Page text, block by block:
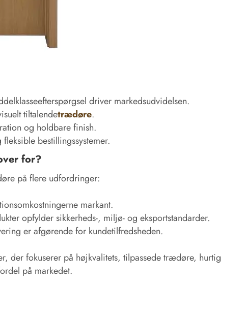
driver markedsudvidelsen.
tiltalendetrædøre.
og holdbare finish.
bestillingssystemer.
for?
på flere udfordringer:
markant.
opfylder sikkerheds-, miljø- og eksportstandarder.
er afgørende for kundetilfredsheden.
der fokuserer på højkvalitets, tilpassede trædøre, hurtig
på markedet.